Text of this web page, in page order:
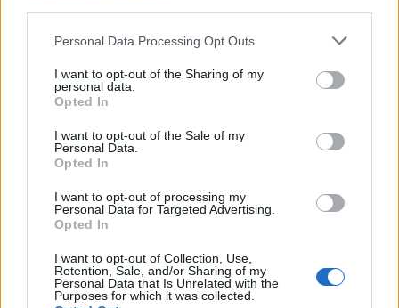
Personal Data Processing Opt Outs
I want to opt-out of the Sharing of my
personal data.
Opted In
I want to opt-out of the Sale of my
Personal Data.
Opted In
I want to opt-out of processing my
Personal Data for Targeted Advertising.
Opted In
I want to opt-out of Collection, Use,
Retention, Sale, and/or Sharing of my
Personal Data that Is Unrelated with the
Purposes for which it was collected.